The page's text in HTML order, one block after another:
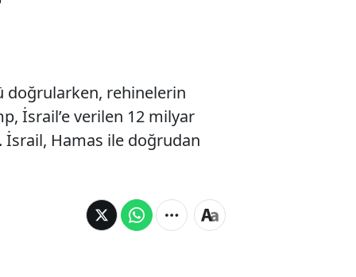
doğrularken, rehinelerin
İsrail’e verilen 12 milyar
İsrail, Hamas ile doğrudan